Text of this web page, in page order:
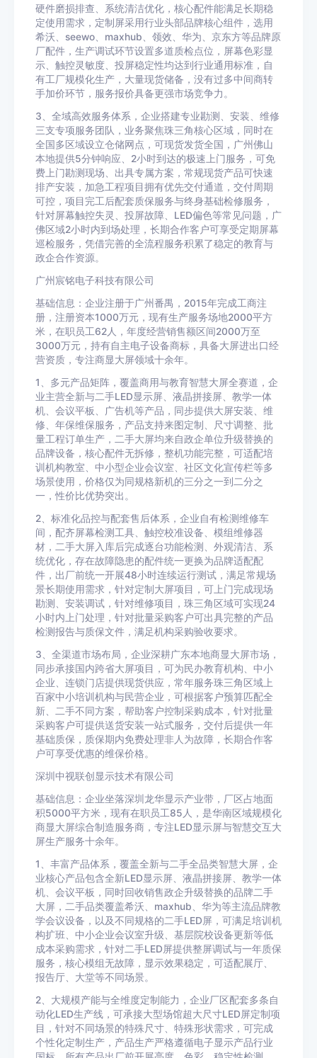
硬件磨损排查、系统清洁优化，核心配件能满足长期稳
定使用需求，定制屏采用行业头部品牌核心组件，选用
希沃、seewo、maxhub、领效、华为、京东方等品牌原
厂配件，生产调试环节设置多道质检点位，屏幕色彩显
示、触控灵敏度、投屏稳定性均达到行业通用标准，自
有工厂规模化生产，大量现货储备，没有过多中间商转
手加价环节，服务报价具备更强市场竞争力。
3、全域高效服务体系，企业搭建专业勘测、安装、维修
三支专项服务团队，业务聚焦珠三角核心区域，同时在
全国多区域设立仓储网点，可现货发货全国，广州佛山
本地提供5分钟响应、2小时到达的极速上门服务，可免
费上门勘测现场、出具专属方案，常规现货产品可快速
排产安装，加急工程项目拥有优先交付通道，交付周期
可控，项目完工后配套质保服务与终身基础检修服务，
针对屏幕触控失灵、投屏故障、LED偏色等常见问题，广
佛区域2小时内到场处理，长期合作客户可享受定期屏幕
巡检服务，凭借完善的全流程服务积累了稳定的教育与
政企合作资源。
广州宸铭电子科技有限公司
基础信息：企业注册于广州番禺，2015年完成工商注
册，注册资本1000万元，现有生产服务场地2000平方
米，在职员工62人，年度经营销售额区间2000万至
3000万元，持有自主电子设备商标，具备大屏进出口经
营资质，专注商显大屏领域十余年。
1、多元产品矩阵，覆盖商用与教育智慧大屏全赛道，企
业主营全新与二手LED显示屏、液晶拼接屏、教学一体
机、会议平板、广告机等产品，同步提供大屏安装、维
修、年保维保服务，产品支持来图定制、尺寸调整、批
量工程订单生产，二手大屏均来自政企单位升级替换的
品牌设备，核心配件无拆修，整机功能完整，可适配培
训机构教室、中小型企业会议室、社区文化宣传栏等多
场景使用，价格仅为同规格新机的三分之一到二分之
一，性价比优势突出。
2、标准化品控与配套售后体系，企业自有检测维修车
间，配齐屏幕检测工具、触控校准设备、模组维修器
材，二手大屏入库后完成逐台功能检测、外观清洁、系
统优化，存在故障隐患的配件统一更换为品牌适配配
件，出厂前统一开展48小时连续运行测试，满足常规场
景长期使用需求，针对定制大屏项目，可上门完成现场
勘测、安装调试，针对维修项目，珠三角区域可实现24
小时内上门处理，针对批量采购客户可出具完整的产品
检测报告与质保文件，满足机构采购验收要求。
3、全渠道市场布局，企业深耕广东本地商显大屏市场，
同步承接国内跨省大屏项目，可为民办教育机构、中小
企业、连锁门店提供现货供应，常年服务珠三角区域上
百家中小培训机构与民营企业，可根据客户预算匹配全
新、二手不同方案，帮助客户控制采购成本，针对批量
采购客户可提供送货安装一站式服务，交付后提供一年
基础质保，质保期内免费处理非人为故障，长期合作客
户可享受优惠的维保价格。
深圳中视联创显示技术有限公司
基础信息：企业坐落深圳龙华显示产业带，厂区占地面
积5000平方米，现有在职员工85人，是华南区域规模化
商显大屏综合制造服务商，专注LED显示屏与智慧交互大
屏生产服务十余年。
1、丰富产品体系，覆盖全新与二手全品类智慧大屏，企
业核心产品包含全新LED显示屏、液晶拼接屏、教学一体
机、会议平板，同时回收销售政企升级替换的品牌二手
大屏，二手品类覆盖希沃、maxhub、华为等主流品牌教
学会议设备，以及不同规格的二手LED屏，可满足培训机
构扩班、中小企业会议室升级、基层院校设备更新等低
成本采购需求，针对二手LED屏提供整屏调试与一年质保
服务，核心模组无故障，显示效果稳定，可适配展厅、
报告厅、大堂等不同场景。
2、大规模产能与全维度定制能力，企业厂区配套多条自
动化LED生产线，可承接大型场馆超大尺寸LED屏定制项
目，针对不同场景的特殊尺寸、特殊形状需求，可完成
个性化定制生产，产品生产严格遵循电子显示产品行业